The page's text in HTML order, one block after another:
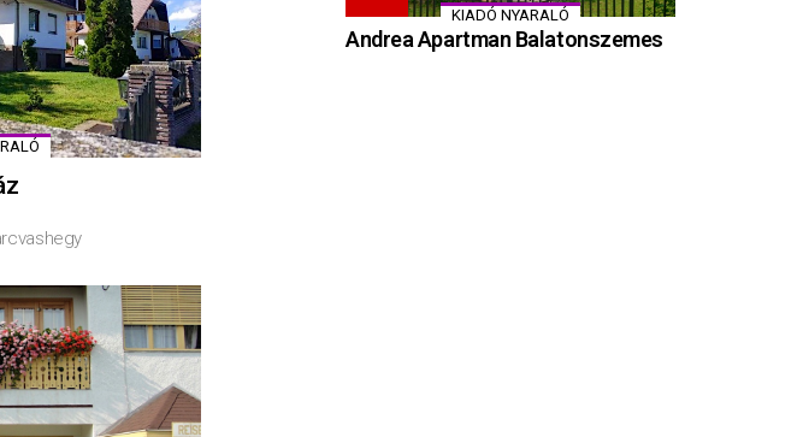
KIADÓ NYARALÓ
Andrea Apartman Balatonszemes